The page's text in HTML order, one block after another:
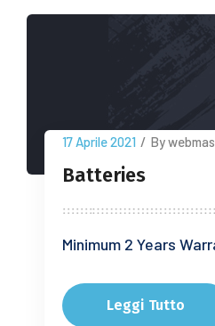
17 Aprile 2021 / By
Batteries
Minimum 2 Years
Leggi Tutto